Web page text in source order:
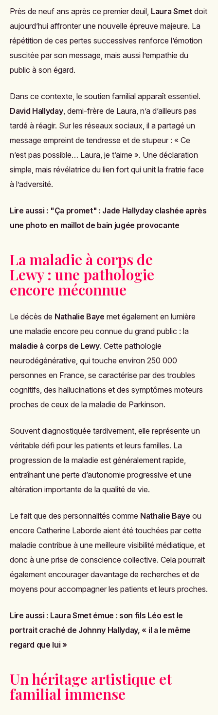
Près de neuf ans après ce premier deuil, Laura Smetdoit
aujourd’hui affronter une nouvelle épreuve majeure. La
répétition de ces pertes successives renforce l’émotion
suscitée par son message, mais aussi l’empathie du
public à son égard.
Dans ce contexte, le soutien familial apparaît essentiel.
David Hallyday, demi-frère de Laura, n’a d’ailleurs pas
tardé à réagir. Sur les réseaux sociaux, il a partagé un
message empreint de tendresse et de stupeur : « Ce
n’est pas possible… Laura, je t’aime ». Une déclaration
simple, mais révélatrice du lien fort qui unit la fratrie face
à l’adversité.
Lire aussi : "Ça promet" : Jade Hallyday clashée après
une photo en maillot de bain jugée provocante
La maladie à corps de
Lewy : une pathologie
encore méconnue
Le décès de Nathalie Baye met également en lumière
une maladie encore peu connue du grand public : la
maladie à corps de Lewy. Cette pathologie
neurodégénérative, qui touche environ 250 000
personnes en France, se caractérise par des troubles
cognitifs, des hallucinations et des symptômes moteurs
proches de ceux de la maladie de Parkinson.
Souvent diagnostiquée tardivement, elle représente un
véritable défi pour les patients et leurs familles. La
progression de la maladie est généralement rapide,
entraînant une perte d’autonomie progressive et une
altération importante de la qualité de vie.
Le fait que des personnalités comme Nathalie Baye ou
encore Catherine Laborde aient été touchées par cette
maladie contribue à une meilleure visibilité médiatique, et
donc à une prise de conscience collective. Cela pourrait
également encourager davantage de recherches et de
moyens pour accompagner les patients et leurs proches.
Lire aussi : Laura Smet émue : son fils Léo est le
portrait craché de Johnny Hallyday, « il a le même
regard que lui »
Un héritage artistique et
familial immense